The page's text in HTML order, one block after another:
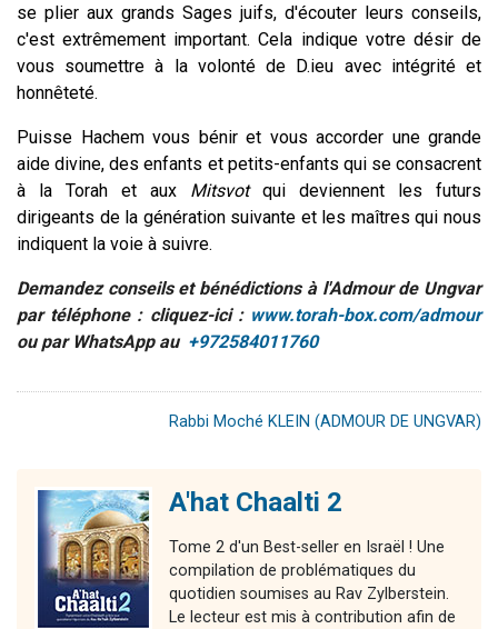
se plier aux grands Sages juifs, d'écouter leurs conseils,
c'est extrêmement important. Cela indique votre désir de
vous soumettre à la volonté de D.ieu avec intégrité et
honnêteté.
Puisse Hachem vous bénir et vous accorder une grande
aide divine, des enfants et petits-enfants qui se consacrent
à la Torah et aux Mitsvotqui deviennent les futurs
dirigeants de la génération suivante et les maîtres qui nous
indiquent la voie à suivre.
Demandez conseils et bénédictions à l'Admour de Ungvar
par téléphone : cliquez-ici : www.torah-box.com/admour
ou par WhatsApp au +972584011760
Rabbi Moché KLEIN (ADMOUR DE UNGVAR)
A'hat Chaalti 2
Tome 2 d'un Best-seller en Israël ! Une
compilation de problématiques du
quotidien soumises au Rav Zylberstein.
Le lecteur est mis à contribution afin de